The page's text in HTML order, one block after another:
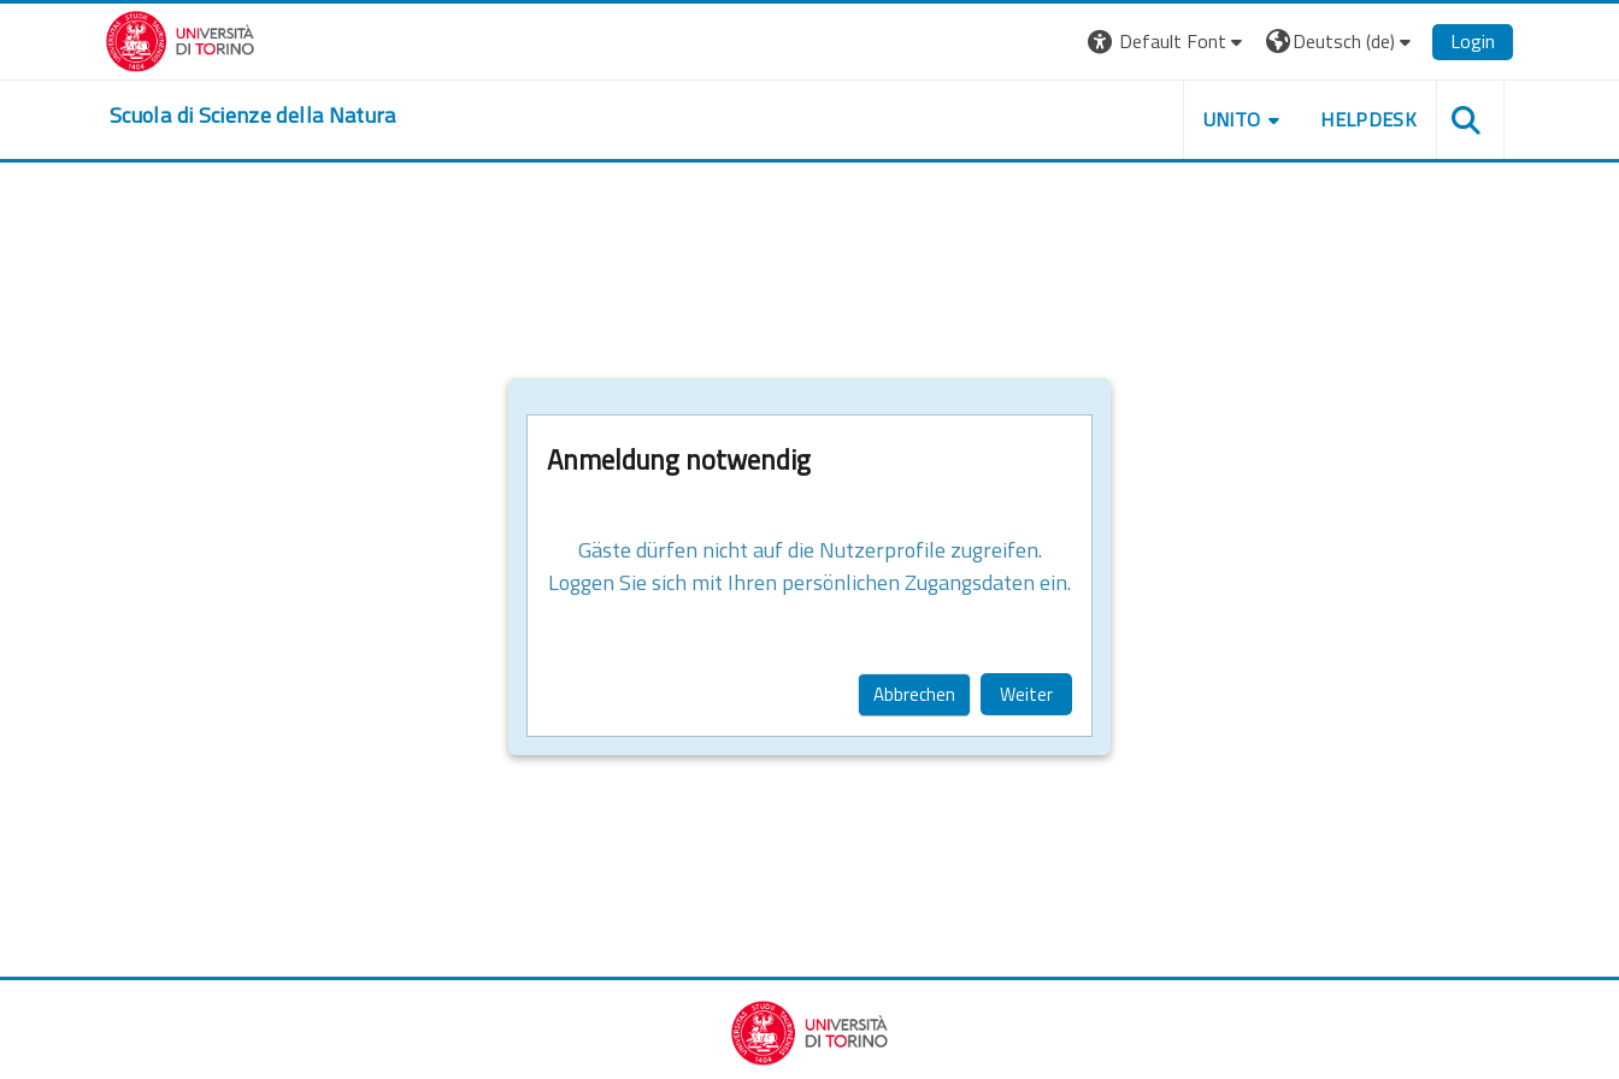
Zum Hauptinhalt
Default Font
Deutsch ‎(de)‎ Login
Scuola di Scienze della Natura UNITO HELPDESK
Anmeldung notwendig
Gäste dürfen nicht auf die Nutzerprofile zugreifen.
Loggen Sie sich mit Ihren persönlichen Zugangsdaten ein.
Abbrechen Weiter